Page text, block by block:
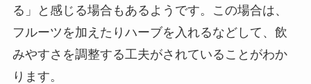
る」と感じる場合もあるようです。この場合は、
フルーツを加えたりハーブを入れるなどして、飲
みやすさを調整する工夫がされていることがわか
ります。